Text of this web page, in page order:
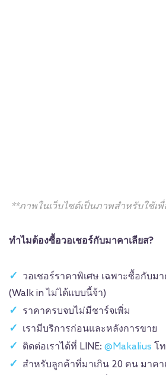
**ภาพในเว็บไซต์เป็นภาพสำหรับใช้
ทำไมต้องซื้อวอเชอร์กับมาคาเลียส?
วอเชอร์ราคาพิเศษ เฉพาะซื้อกับม
(Walk in ไม่ได้แบบนี้จ้า)
ราคาครบจบไม่มีชาร์จเพิ่ม
เรามีบริการก่อนและหลังการขาย
ติดต่อเราได้ที่ LINE: @Makalius โ
สำหรับลูกค้าที่มาเกิน 20 คน มาค